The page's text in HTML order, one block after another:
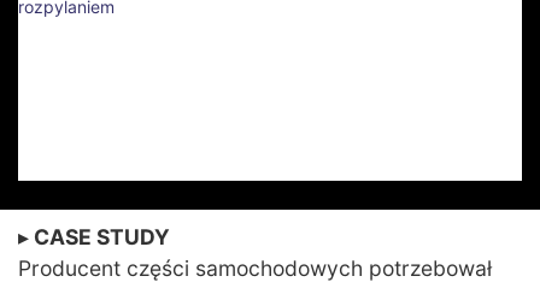
Ochrona Gwintów,
▸ CASE STUDY
Producent części samochodowych potrzebował